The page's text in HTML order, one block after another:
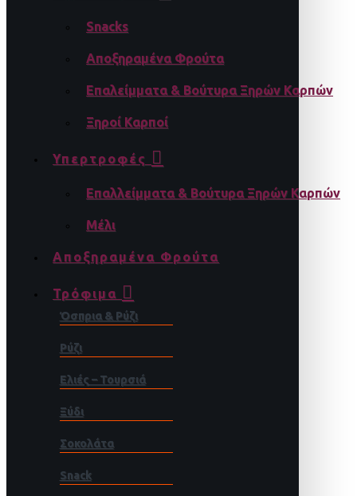
Snacks
Αποξηραμένα Φρούτα
Επαλείμματα & Βούτυρα Ξηρών Καρπών
Ξηροί Καρποί
Υπερτροφές
Επαλλείμματα & Βούτυρα Ξηρών Καρπών
Μέλι
Αποξηραμένα Φρούτα
Τρόφιμα
Όσπρια & Ρύζι
Ρύζι
Ελιές – Τουρσιά
Ξύδι
Σοκολάτα
Snack